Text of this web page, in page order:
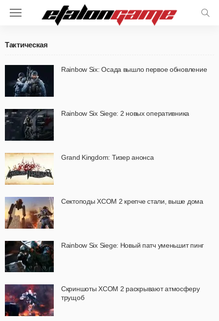
Тактическая
Rainbow Six: Осада вышло первое обновление
Rainbow Six Siege: 2 новых оперативника
Grand Kingdom: Тизер анонса
Сектоподы XCOM 2 крепче стали, выше дома
Rainbow Six Siege: Новый патч уменьшит пинг
Скриншоты XCOM 2 раскрывают атмосферу
трущоб